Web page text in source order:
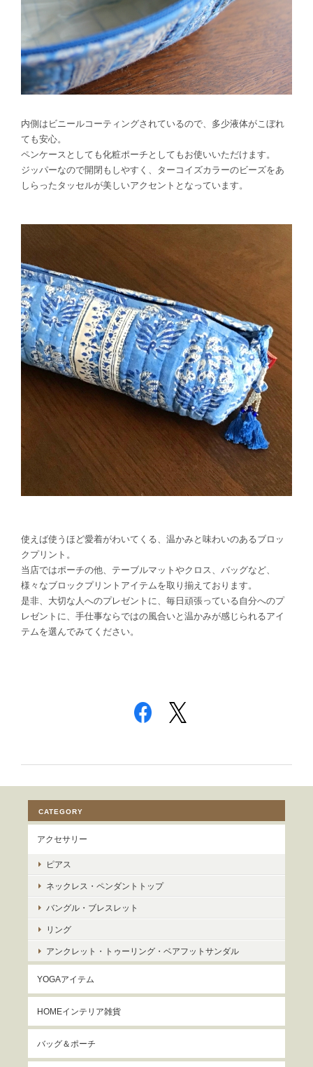
内側はビニールコーティングされているので、多少液体がこぼれ
ても安心。
ペンケースとしても化粧ポーチとしてもお使いいただけます。
ジッパーなので開閉もしやすく、ターコイズカラーのビーズをあ
しらったタッセルが美しいアクセントとなっています。
使えば使うほど愛着がわいてくる、温かみと味わいのあるブロッ
クプリント。
当店ではポーチの他、テーブルマットやクロス、バッグなど、
様々なブロックプリントアイテムを取り揃えております。
是非、大切な人へのプレゼントに、毎日頑張っている自分へのプ
レゼントに、手仕事ならではの風合いと温かみが感じられるアイ
テムを選んでみてください。
CATEGORY
アクセサリー
ピアス
ネックレス・ペンダントトップ
バングル・ブレスレット
リング
アンクレット・トゥーリング・ベアフットサンダル
YOGAアイテム
HOMEインテリア雑貨
バッグ＆ポーチ